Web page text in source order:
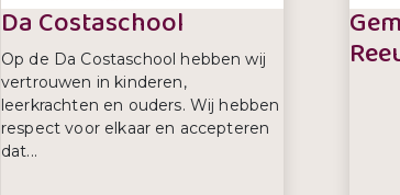
Da Costaschool
Op de Da Costaschool hebben wij
vertrouwen in kinderen,
leerkrachten en ouders. Wij hebben
respect voor elkaar en accepteren
dat...